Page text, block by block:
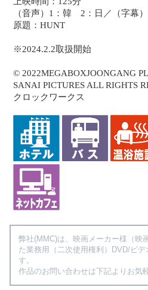
（音声）1：韓 2：日／（字幕
原題：HUNT
※2024.2.2取扱開始
© 2022MEGABOXJOONGANG
SANAI PICTURES ALL RIGHTS
クロックワークス
弊社(MMC)は、映画メーカー様（映
た業務用（二次使用権利）DVD/ビ
す。
作品のお問い合わせは下記よりお気